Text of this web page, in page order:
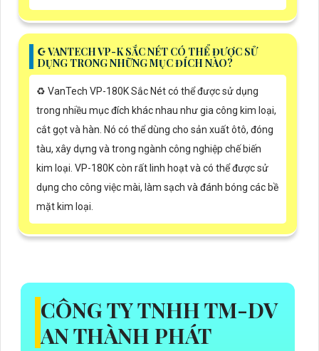
☪ VANTECH VP-K SẮC NÉT CÓ THỂ ĐƯỢC SỬ
DỤNG TRONG NHỮNG MỤC ĐÍCH NÀO?
♻️ VanTech VP-180K Sắc Nét có thể được sử dụng
trong nhiều mục đích khác nhau như gia công kim loại,
cắt gọt và hàn. Nó có thể dùng cho sản xuất ôtô, đóng
tàu, xây dựng và trong ngành công nghiệp chế biến
kim loại. VP-180K còn rất linh hoạt và có thể được sử
dụng cho công việc mài, làm sạch và đánh bóng các bề
mặt kim loại.
CÔNG TY TNHH TM-DV
AN THÀNH PHÁT